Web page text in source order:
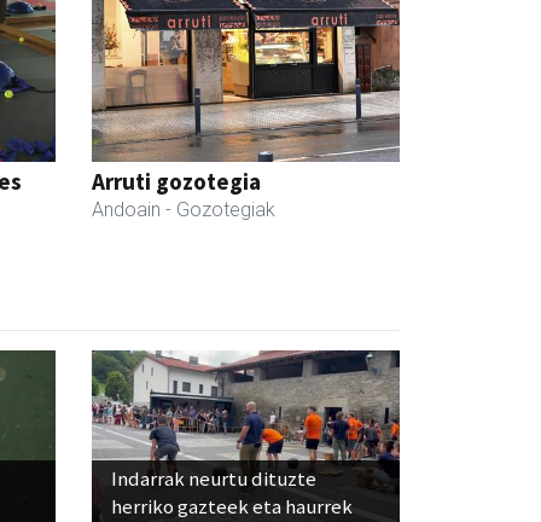
Arruti gozotegia
Andoain - Gozotegiak
Indarrak neurtu dituzte
herriko gazteek eta haurrek